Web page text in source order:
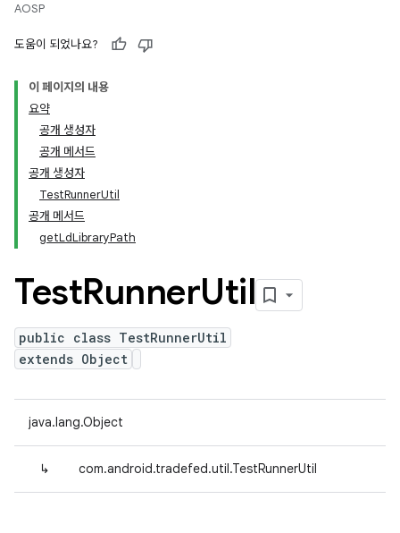
AOSP
도움이 되었나요?
이 페이지의 내용
요약
공개 생성자
공개 메서드
공개 생성자
TestRunnerUtil
공개 메서드
getLdLibraryPath
TestRunnerUtil
public class TestRunnerUtil
extends Object
java.lang.Object
↳ com.android.tradefed.util.TestRunnerUtil